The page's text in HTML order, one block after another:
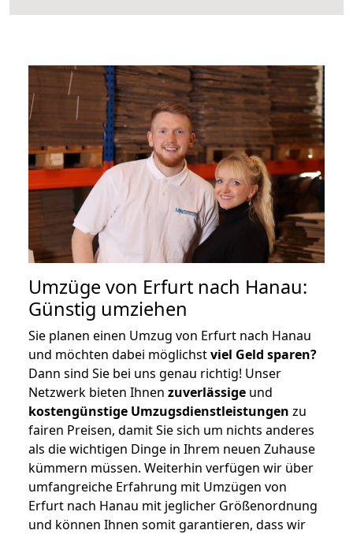
Umzüge von Erfurt nach Hanau:
Günstig umziehen
Sie planen einen Umzug von Erfurt nach Hanau
und möchten dabei möglichstviel Geld sparen?
Dann sind Sie bei uns genau richtig! Unser
Netzwerk bieten Ihnen zuverlässige und
kostengünstige Umzugsdienstleistungen zu
fairen Preisen, damit Sie sich um nichts anderes
als die wichtigen Dinge in Ihrem neuen Zuhause
kümmern müssen. Weiterhin verfügen wir über
umfangreiche Erfahrung mit Umzügen von
Erfurt nach Hanau mit jeglicher Größenordnung
und können Ihnen somit garantieren, dass wir